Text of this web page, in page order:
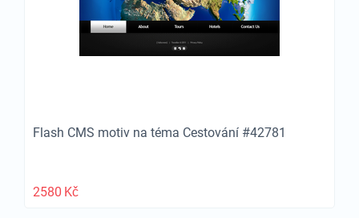
Flash CMS motiv na téma Cestování #42781
2580 Kč